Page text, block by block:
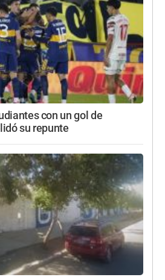
con un gol de
su repunte